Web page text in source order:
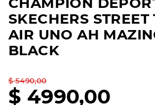
SKECHERS STREET
AIR UNO AH
BLACK
$ 5490,00
$ 4990,00
3.
4 .